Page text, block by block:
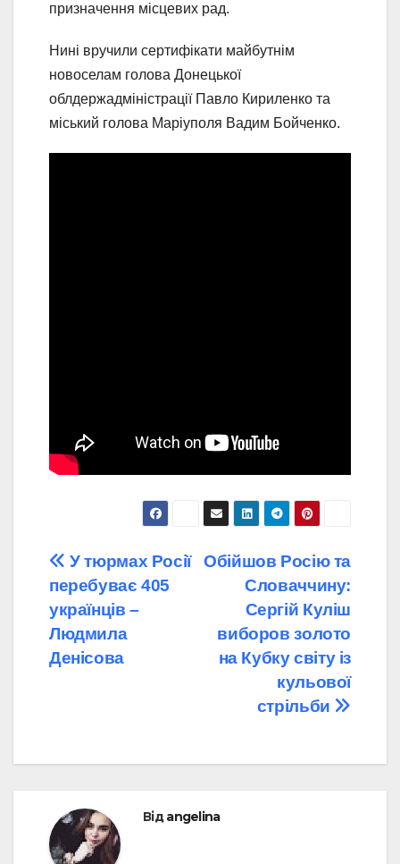
призначення місцевих рад.
Нині вручили сертифікати майбутнім
новоселам голова Донецької
облдержадміністрації Павло Кириленко та
міський голова Маріуполя Вадим Бойченко.
Навігація
записів
Обійшов Росію та
Словаччину:
Сергій Куліш
виборов золото
на Кубку світу із
кульової
стрільби
У тюрмах Росії
перебуває 405
українців –
Людмила
Денісова
Відangelina